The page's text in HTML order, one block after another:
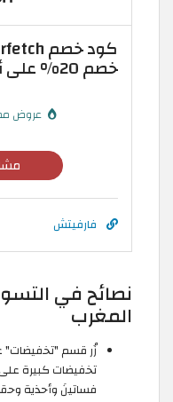
خصم 20% على أزياء الرجال
عروض
فارفيتش
نصائح في
المغرب
زُر قسم "تخفيضات"
تخفيضات كبيرة
فساتينَ وأحذية